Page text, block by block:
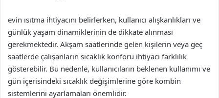
evin ısıtma ihtiyacını belirlerken, kullanıcı alışkanlıkları ve
günlük yaşam dinamiklerinin de dikkate alınması
gerekmektedir. Akşam saatlerinde gelen kişilerin veya geç
saatlerde çalışanların sıcaklık konforu ihtiyacı farklılık
gösterebilir. Bu nedenle, kullanıcıların beklenen kullanımı ve
gün içerisindeki sıcaklık değişimlerine göre kombin
sistemlerini ayarlamaları önemlidir.